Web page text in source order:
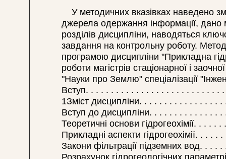
У методичних вказівках наведено
джерела одержання інформації, дано
розділів дисципліни, наводяться
завдання на контрольну роботу.
програмою дисципліни "Прикладна
роботи магістрів стаціонарної і
"Науки про Землю" спеціалізації
Вступ. . . . . . . . . . . . . . . . . . . . . . . . . . .
1Зміст дисципліни. . . . . . . . . . . . . . .
Вступ до дисципліни. . . . . . . . . . . . . .
Теоретичні основи гідрогеохімії. . . .
Прикладні аспекти гідрогеохімії. . .
Закони фільтрації підземних вод. . .
Розрахунок гідрогеологічних